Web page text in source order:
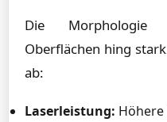
Die Morphologie
Oberflächen hing
ab:
Laserleistung: